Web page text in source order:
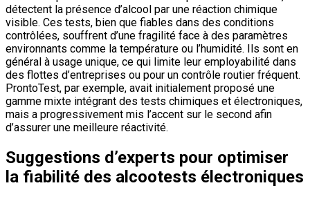
détectent la présence d’alcool par une réaction chimique
visible. Ces tests, bien que fiables dans des conditions
contrôlées, souffrent d’une fragilité face à des paramètres
environnants comme la température ou l’humidité. Ils sont en
général à usage unique, ce qui limite leur employabilité dans
des flottes d’entreprises ou pour un contrôle routier fréquent.
ProntoTest, par exemple, avait initialement proposé une
gamme mixte intégrant des tests chimiques et électroniques,
mais a progressivement mis l’accent sur le second afin
d’assurer une meilleure réactivité.
Suggestions d’experts pour optimiser
la fiabilité des alcootests électroniques